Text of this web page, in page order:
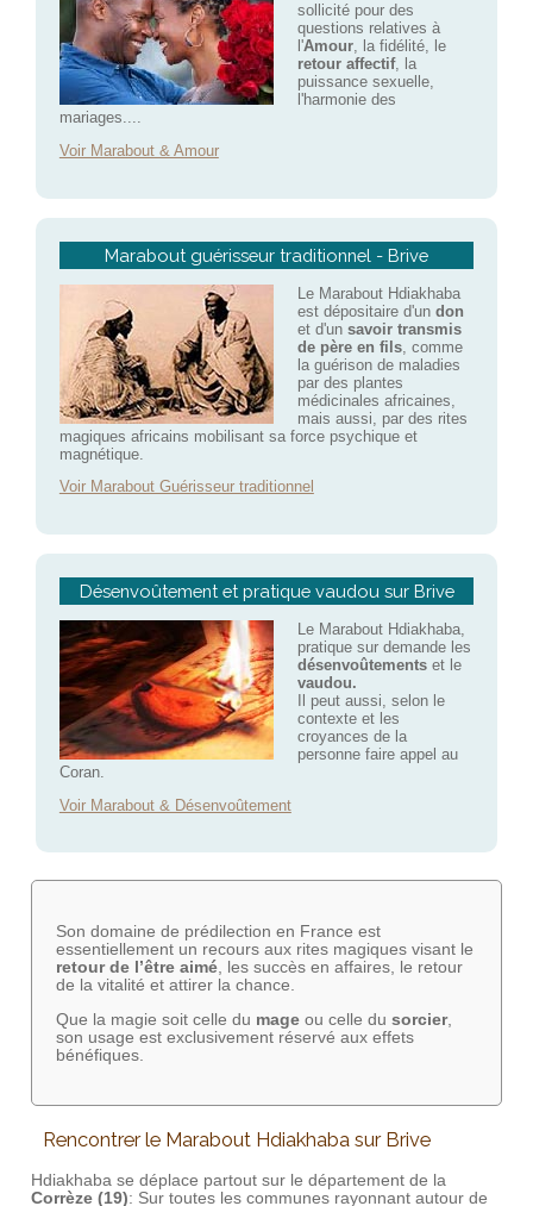
sollicité pour des
questions relatives à
l'Amour, la fidélité, le
retour affectif, la
puissance sexuelle,
l'harmonie des
mariages....
Voir Marabout & Amour
Marabout guérisseur traditionnel - Brive
Le Marabout Hdiakhaba
est dépositaire d'un don
et d'un savoir transmis
de père en fils, comme
la guérison de maladies
par des plantes
médicinales africaines,
mais aussi, par des rites
magiques africains mobilisant sa force psychique et
magnétique.
Voir Marabout Guérisseur traditionnel
Désenvoûtement et pratique vaudou sur Brive
Le Marabout Hdiakhaba,
pratique sur demande les
désenvoûtementset le
vaudou.
Il peut aussi, selon le
contexte et les
croyances de la
personne faire appel au
Coran.
Voir Marabout & Désenvoûtement
Son domaine de prédilection en France est
essentiellement un recours aux rites magiques visant le
retour de l’être aimé, les succès en affaires, le retour
de la vitalité et attirer la chance.
Que la magie soit celle du mageou celle du sorcier,
son usage est exclusivement réservé aux effets
bénéfiques.
Rencontrer le Marabout Hdiakhaba sur Brive
Hdiakhaba se déplace partout sur le département de la
Corrèze (19): Sur toutes les communes rayonnant autour de